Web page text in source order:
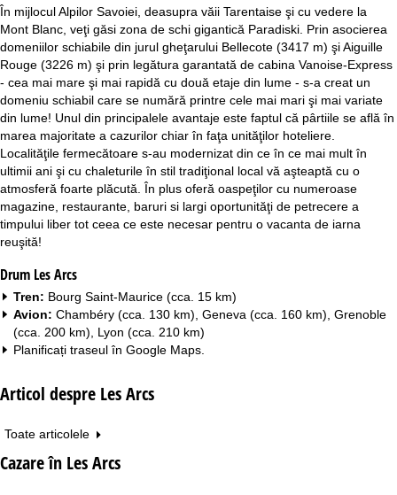
În mijlocul Alpilor Savoiei, deasupra văii Tarentaise şi cu vedere la
Mont Blanc, veţi găsi zona de schi gigantică Paradiski. Prin asocierea
domeniilor schiabile din jurul gheţarului Bellecote (3417 m) şi Aiguille
Rouge (3226 m) şi prin legătura garantată de cabina Vanoise-Express
- cea mai mare şi mai rapidă cu două etaje din lume - s-a creat un
domeniu schiabil care se numără printre cele mai mari şi mai variate
din lume! Unul din principalele avantaje este faptul că pârtiile se află în
marea majoritate a cazurilor chiar în faţa unităţilor hoteliere.
Localităţile fermecătoare s-au modernizat din ce în ce mai mult în
ultimii ani şi cu chaleturile în stil tradiţional local vă aşteaptă cu o
atmosferă foarte plăcută. În plus oferă oaspeţilor cu numeroase
magazine, restaurante, baruri si largi oportunităţi de petrecere a
timpului liber tot ceea ce este necesar pentru o vacanta de iarna
reuşită!
Drum Les Arcs
Tren: Bourg Saint-Maurice (cca. 15 km)
Avion: Chambéry (cca. 130 km), Geneva (cca. 160 km), Grenoble
(cca. 200 km), Lyon (cca. 210 km)
Planificați traseul în Google Maps
Articol despre Les Arcs
Toate articolele
Cazare în Les Arcs